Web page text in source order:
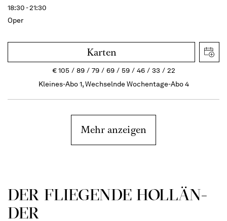
18:30 - 21:30
Oper
Karten
€105 89 79 69 59 46 33
22
Kleines-Abo 1, Wechselnde Wochentage-Abo 4
Mehr anzeigen
DER FLIE­GEN­DE HOL­LÄN­
DER